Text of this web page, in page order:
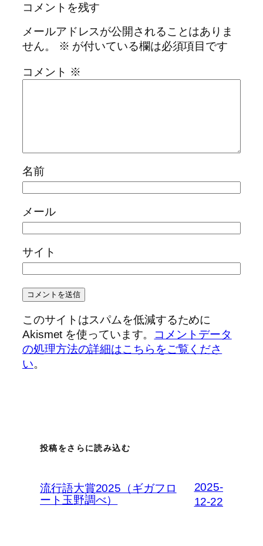
コメントを残す
メールアドレスが公開されることはありま
せん。
※ が付いている欄は必須項目です
コメント ※
名前
メール
サイト
このサイトはスパムを低減するために
Akismet を使っています。
コメントデータ
の処理方法の詳細はこちらをご覧くださ
い。
投稿をさらに読み込む
流行語大賞2025（ギガフロ
ート玉野調べ）
2025-
12-22